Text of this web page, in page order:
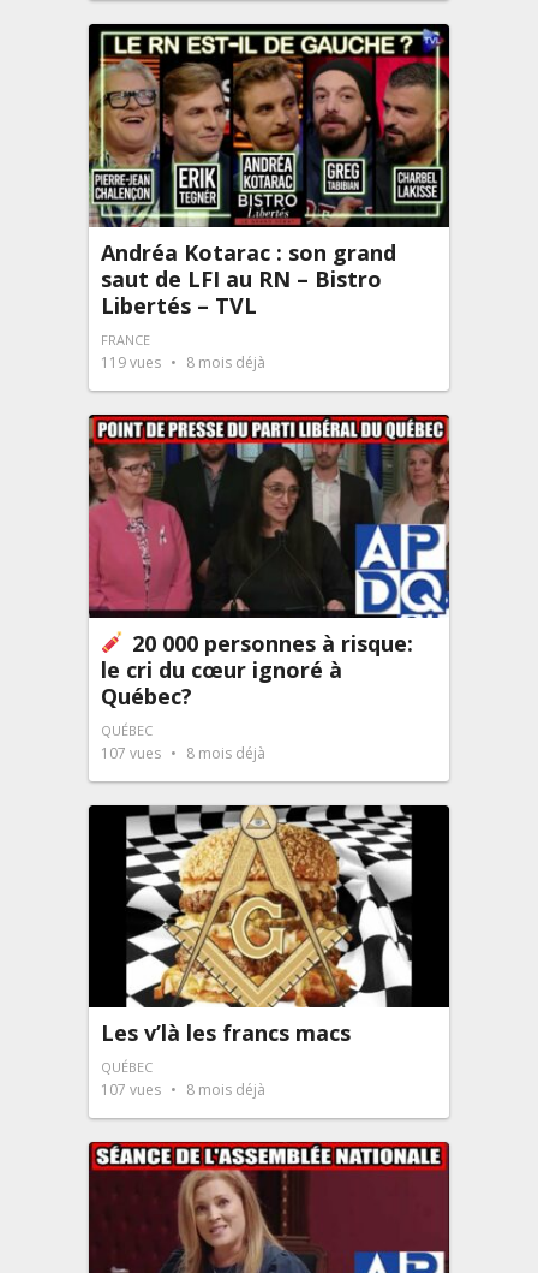
Andréa Kotarac : son grand
saut de LFI au RN – Bistro
Libertés – TVL
FRANCE
119vues 8 mois déjà
20 000 personnes à risque:
le cri du cœur ignoré à
Québec?
QUÉBEC
107 vues 8 mois déjà
Les v’là les francs macs
QUÉBEC
107 vues 8 mois déjà